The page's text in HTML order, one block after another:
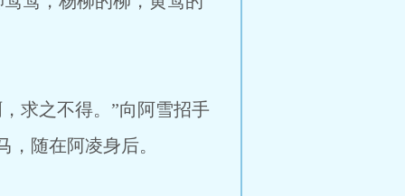
之不得。”向阿雪招手
随在阿凌身后。